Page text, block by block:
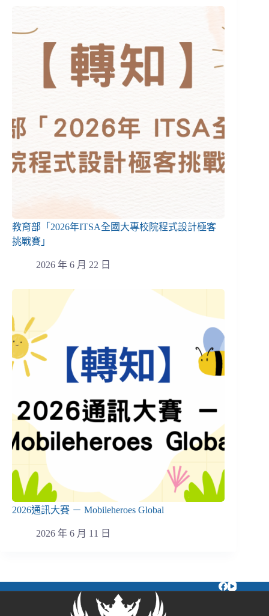
教育部「2026年ITSA全國大專校院程式設計極客
挑戰賽」
2026 年 6 月 22 日
2026通訊大賽 － Mobileheroes Global
2026 年 6 月 11 日